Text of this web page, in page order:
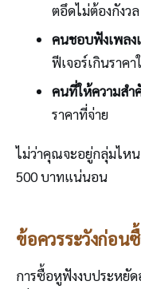
ตอึดไม่ต้องกังวล
คนชอบฟังเพลง
ฟีเจอร์เกินราค
คนที่ให้ความส
ราคาที่จ่าย
ไม่ว่าคุณจะอยู่กลุ่มไห
500 บาทแน่นอน
ข้อควรระวังก่อ
การซื้อหูฟังงบประหยัด